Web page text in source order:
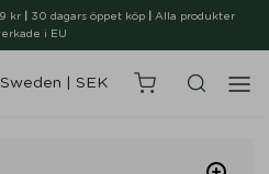
kr 30 dagars öppet köp
Alla produkter
i EU
Sweden SEK